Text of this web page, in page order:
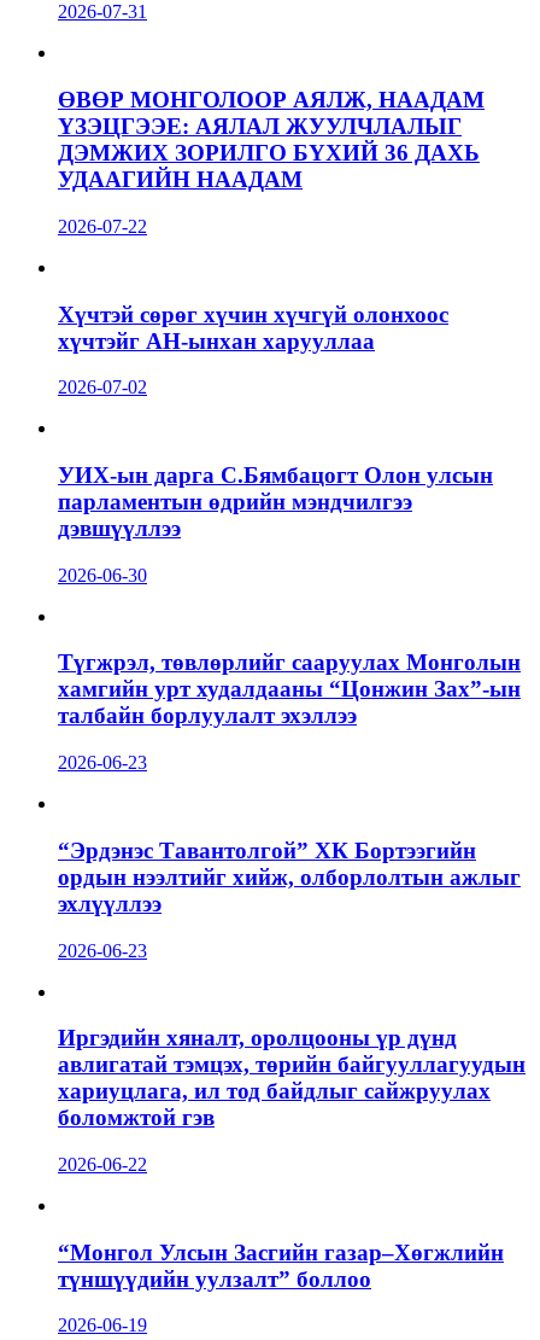
2026-07-31
ӨВӨР МОНГОЛООР АЯЛЖ, НААДАМ
ҮЗЭЦГЭЭЕ: АЯЛАЛ ЖУУЛЧЛАЛЫГ
ДЭМЖИХ ЗОРИЛГО БҮХИЙ 36 ДАХЬ
УДААГИЙН НААДАМ
2026-07-22
Хүчтэй сөрөг хүчин хүчгүй олонхоос
хүчтэйг АН-ынхан харууллаа
2026-07-02
УИХ-ын дарга С.Бямбацогт Олон улсын
парламентын өдрийн мэндчилгээ
дэвшүүллээ
2026-06-30
Түгжрэл, төвлөрлийг сааруулах Монголын
хамгийн урт худалдааны “Цонжин Зах”-ын
талбайн борлуулалт эхэллээ
2026-06-23
“Эрдэнэс Тавантолгой” ХК Бортээгийн
ордын нээлтийг хийж, олборлолтын ажлыг
эхлүүллээ
2026-06-23
Иргэдийн хяналт, оролцооны үр дүнд
авлигатай тэмцэх, төрийн байгууллагуудын
хариуцлага, ил тод байдлыг сайжруулах
боломжтой гэв
2026-06-22
“Монгол Улсын Засгийн газар–Хөгжлийн
түншүүдийн уулзалт” боллоо
2026-06-19